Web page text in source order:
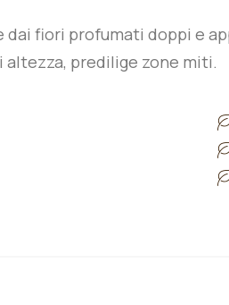
fiori profumati doppi e
altezza, predilige zone miti.